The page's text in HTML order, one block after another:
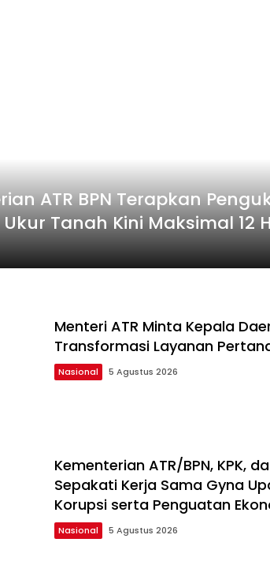
ATR BPN Terapkan
Tanah Kini Maksimal 12
Menteri ATR Minta Kepala
Transformasi Layanan
Nasional 5 Agustus 2026
Kementerian ATR/BPN, KPK,
Sepakati Kerja Sama Gyna
Korupsi serta Penguatan
Nasional 5 Agustus 2026